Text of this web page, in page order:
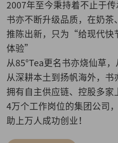
2007年至今秉持着不止于传
书亦不断升级品质，在奶茶
推陈出新，只为“给现代快
体验”
从85°Tea更名书亦烧仙草
从深耕本土到扬帆海外，书
拥有自主供应链、控股多家
4万个工作岗位的集团公司
助上万人成功创业！